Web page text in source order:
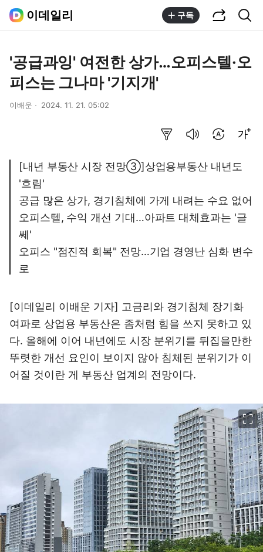
이데일리 구독
'공급과잉' 여전한 상가…오피스텔·오
피스는 그나마 '기지개'
이배운 2024. 11. 21. 05:02
[내년 부동산 시장 전망③]상업용부동산 내년도
'흐림'
공급 많은 상가, 경기침체에 가게 내려는 수요 없어
오피스텔, 수익 개선 기대…아파트 대체효과는 '글
쎄'
오피스 "점진적 회복" 전망…기업 경영난 심화 변수
로
[이데일리 이배운 기자] 고금리와 경기침체 장기화
여파로 상업용 부동산은 좀처럼 힘을 쓰지 못하고 있
다. 올해에 이어 내년에도 시장 분위기를 뒤집을만한
뚜렷한 개선 요인이 보이지 않아 침체된 분위기가 이
어질 것이란 게 부동산 업계의 전망이다.